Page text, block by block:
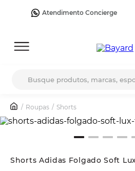
Atendimento Concierge
Roupas Shorts
Shorts Adidas Folgado Soft